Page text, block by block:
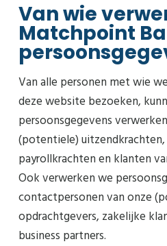
Van wie
Matchpoint
Van alle personen met wie
deze website bezoeken,
persoonsgegevens
(potentiele)
payrollkrachten en klanten
Ook verwerken we
contactpersonen van onze
opdrachtgevers, zakelijke
business partners.